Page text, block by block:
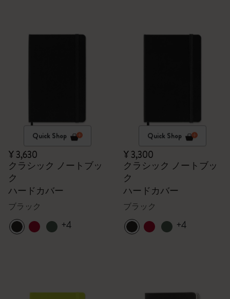
Quick Shop
¥ 3,630
クラシック ノートブッ
ク
ハードカバー
ブラック
+4
Quick Shop
¥ 3,300
クラシック ノートブッ
ク
ハードカバー
ブラック
+4